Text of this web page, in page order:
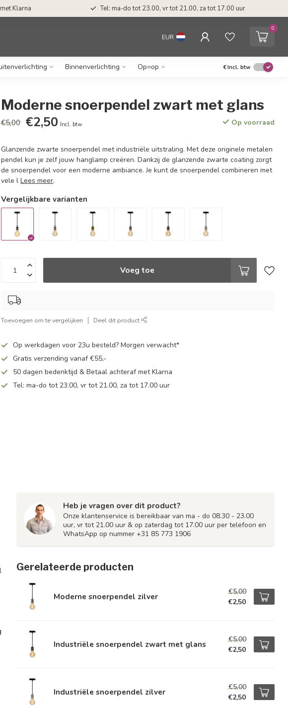
Klarna Tel: ma-do tot 23.00, vr tot 21.00, za tot 17.00 uur
EUR
0
Binnenverlichting Op=op €Incl. btw
Moderne snoerpendel zwart met glans
€5,00 €2,50 Incl. btw Op voorraad
Glanzende zwarte snoerpendel met industriële uitstraling. Met deze originele metalen
pendel kun je zelf jouw hanglamp creëren. Dankzij de glanzende zwarte coating zorgt
de snoerpendel voor een moderne ambiance. Je kunt de snoerpendel combineren met
vele lLees meer.
Vergelijkbare varianten
Voeg toe
Toevoegen om te vergelijken Deel dit product
Op werkdagen voor 23u besteld? Morgen verwacht*
Gratis verzending vanaf €55,-
50 dagen bedenktijd & Betaal achteraf met Klarna
Tel: ma-do tot 23.00, vr tot 21.00, za tot 17.00 uur
Heb je vragen over dit product?
Onze klantenservice is bereikbaar van ma - do 08.30 - 23.00
uur, vr tot 21.00 uur & op zaterdag tot 17.00 uur per telefoon en
WhatsApp op nummer +31 85 773 1906
Gerelateerde producten
Moderne snoerpendel zilver
€5,00
€2,50
Industriële snoerpendel zwart met glans
€5,00
€2,50
Industriële snoerpendel zilver
€5,00
€2,50